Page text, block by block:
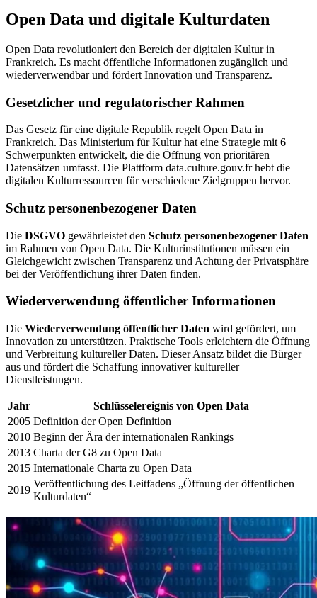
Open Data und digitale Kulturdaten
Open Data revolutioniert den Bereich der digitalen Kultur in
Frankreich. Es macht öffentliche Informationen zugänglich und
wiederverwendbar und fördert Innovation und Transparenz.
Gesetzlicher und regulatorischer Rahmen
Das Gesetz für eine digitale Republik regelt Open Data in
Frankreich. Das Ministerium für Kultur hat eine Strategie mit 6
Schwerpunkten entwickelt, die die Öffnung von prioritären
Datensätzen umfasst. Die Plattform data.culture.gouv.fr hebt die
digitalen Kulturressourcen für verschiedene Zielgruppen hervor.
Schutz personenbezogener Daten
Die DSGVO gewährleistet den Schutz personenbezogener Daten
im Rahmen von Open Data. Die Kulturinstitutionen müssen ein
Gleichgewicht zwischen Transparenz und Achtung der Privatsphäre
bei der Veröffentlichung ihrer Daten finden.
Wiederverwendung öffentlicher Informationen
Die Wiederverwendung öffentlicher Daten wird gefördert, um
Innovation zu unterstützen. Praktische Tools erleichtern die Öffnung
und Verbreitung kultureller Daten. Dieser Ansatz bildet die Bürger
aus und fördert die Schaffung innovativer kultureller
Dienstleistungen.
Jahr
Schlüsselereignis von Open Data
2005 Definition der Open Definition
2010 Beginn der Ära der internationalen Rankings
2013 Charta der G8 zu Open Data
2015 Internationale Charta zu Open Data
2019
Veröffentlichung des Leitfadens „Öffnung der öffentlichen
Kulturdaten“